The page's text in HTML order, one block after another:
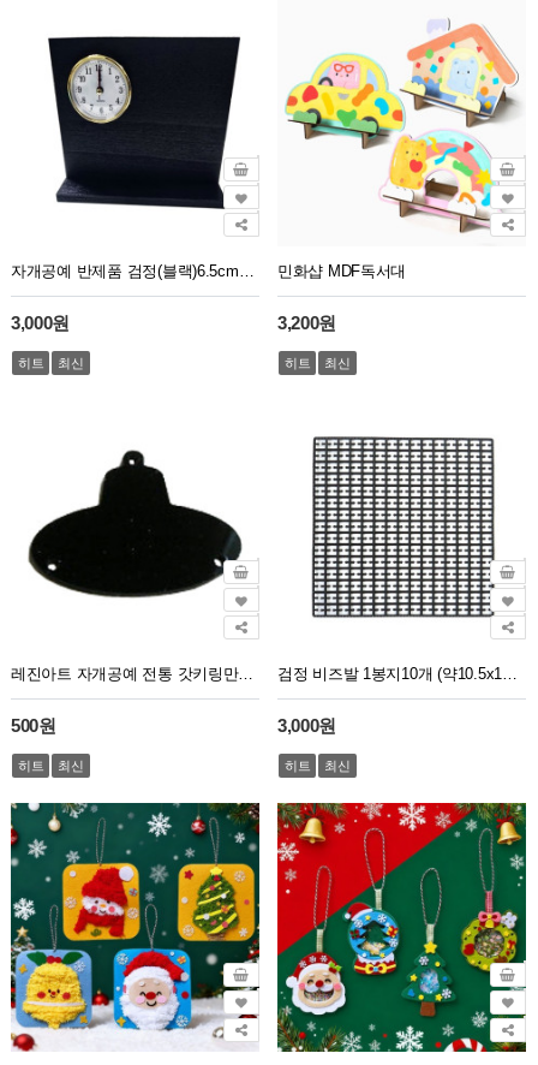
자개공예 반제품 검정(블랙)6.5cm탁상시계
3,000원
히트 최신
민화샵 MDF독서대
3,200원
히트 최신
레진아트 자개공예 전통 갓키링만들기 검정아크릴 저승사자모자(구멍2개)
500원
히트 최신
검정 비즈발 1봉지10개 (약10.5x10.5cm)
3,000원
히트 최신